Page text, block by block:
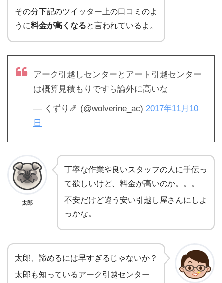
その分下記のツイッター上の口コミのよ
うに料金が高くなると言われているよ。
アーク引越しセンターとアート引越センター
は概算見積もりですら論外に高いな
— くずり🍤 (@wolverine_ac) 2017年11月10
日
太郎
丁寧な作業や良いスタッフの人に手伝っ
て欲しいけど、料金が高いのか。。。
不安だけど違う安い引越し屋さんにしよ
っかな。
太郎、諦めるには早すぎるじゃないか？
太郎も知っているアーク引越センター